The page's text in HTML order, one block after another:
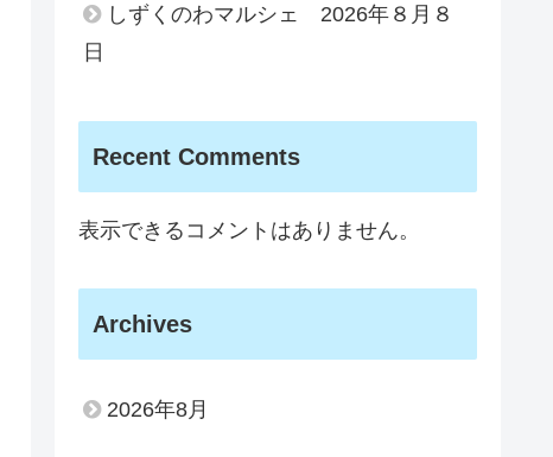
しずくのわマルシェ 2026年８月８
日
Recent Comments
表示できるコメントはありません。
Archives
2026年8月